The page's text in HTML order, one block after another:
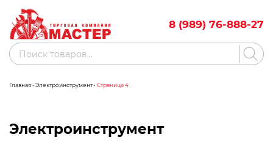
content
8 (989) 76-888-27
Акции
Поиск
товаров
Главная• Электроинструмент• Страница 4
Электроинструмент